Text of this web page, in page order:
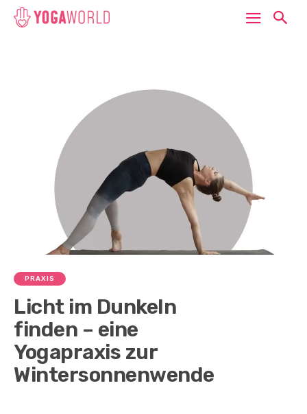
PRAXIS
Licht im Dunkeln
finden – eine
Yogapraxis zur
Wintersonnenwende